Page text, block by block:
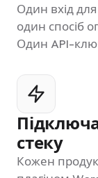
Один вхід
один спосіб
Один API-ключ
стеку
Кожен